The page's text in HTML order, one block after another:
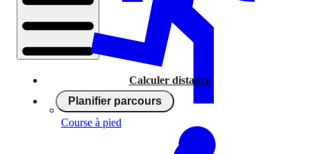
Calculer distance
Planifier parcours
Course à pied